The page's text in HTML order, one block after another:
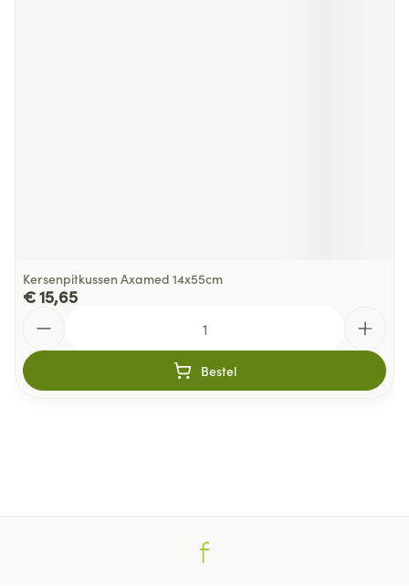
Kersenpitkussen Axamed 14x55cm
€ 15,65
Bestel